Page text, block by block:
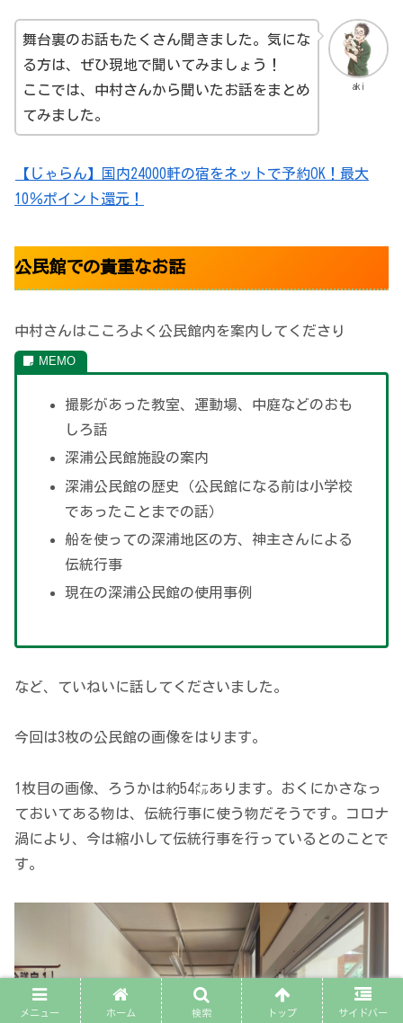
aki
舞台裏のお話もたくさん聞きました。気にな
る方は、ぜひ現地で聞いてみましょう！
ここでは、中村さんから聞いたお話をまとめ
てみました。
【じゃらん】国内24000軒の宿をネットで予約OK！最大
10％ポイント還元！
公民館での貴重なお話
中村さんはこころよく公民館内を案内してくださり
撮影があった教室、運動場、中庭などのおも
しろ話
深浦公民館施設の案内
深浦公民館の歴史（公民館になる前は小学校
であったことまでの話）
船を使っての深浦地区の方、神主さんによる
伝統行事
現在の深浦公民館の使用事例
など、ていねいに話してくださいました。
今回は3枚の公民館の画像をはります。
1枚目の画像、ろうかは約54㍍あります。おくにかさなっ
ておいてある物は、伝統行事に使う物だそうです。コロナ
渦により、今は縮小して伝統行事を行っているとのことで
す。
メニュー ホーム 検索 トップ サイドバー